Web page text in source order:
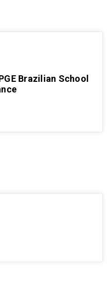
Brazilian School